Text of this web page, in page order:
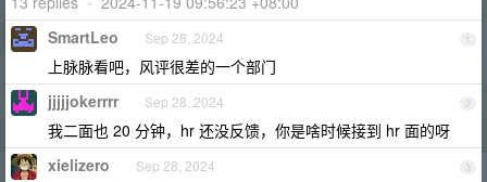
1
SmartLeo Sep 28, 2024
上脉脉看吧，风评很差的一个部门
2
jjjjjokerrrr Sep 28, 2024
我二面也 20 分钟，hr 还没反馈，你是啥时候接到 hr 面的呀
3
xielizero Sep 28, 2024